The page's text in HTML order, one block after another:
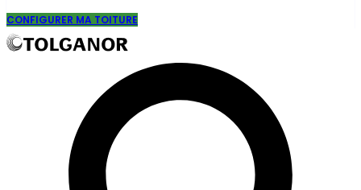
CONFIGURER MA TOITURE